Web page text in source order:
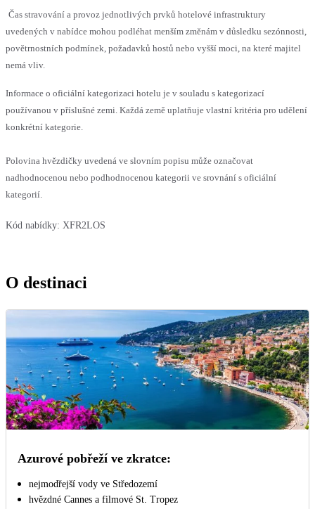
Čas stravování a provoz jednotlivých prvků hotelové infrastruktury
uvedených v nabídce mohou podléhat menším změnám v důsledku sezónnosti,
povětrnostních podmínek, požadavků hostů nebo vyšší moci, na které majitel
nemá vliv.
Informace o oficiální kategorizaci hotelu je v souladu s kategorizací
používanou v příslušné zemi. Každá země uplatňuje vlastní kritéria pro udělení
konkrétní kategorie.
Polovina hvězdičky uvedená ve slovním popisu může označovat
nadhodnocenou nebo podhodnocenou kategorii ve srovnání s oficiální
kategorií.
Kód nabídky: XFR2LOS
O destinaci
Azurové pobřeží ve zkratce:
nejmodřejší vody ve Středozemí
hvězdné Cannes a filmové St. Tropez